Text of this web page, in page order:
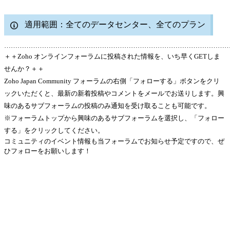
適用範囲：全てのデータセンター、全てのプラン
＋＋Zoho オンラインフォーラムに投稿された情報を、いち早くGETしま
せんか？＋＋
Zoho Japan Community フォーラムの右側「フォローする」ボタンをクリ
ックいただくと、最新の新着投稿やコメントをメールでお送りします。興
味のあるサブフォーラムの投稿のみ通知を受け取ることも可能です。
※フォーラムトップから興味のあるサブフォーラムを選択し、「フォロー
する」をクリックしてください。
コミュニティのイベント情報も当フォーラムでお知らせ予定ですので、ぜ
ひフォローをお願いします！